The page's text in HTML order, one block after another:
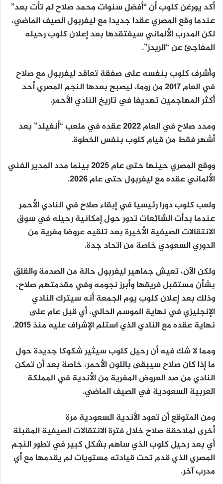
أكد يورغن كلوب أن “أفضل سنوات محمد صلاح لم تأت بعد”
عندما وقع المصري عقدا جديدا مع ليفربول الصيف الماضي،
لكن المدرب الألماني سيفتقدها بعد إعلان كلوب رحيله
المفاجئ عن “الريدز”.
وأشرف كلوب بنفسه على صفقة تعاقد ليفربول مع صلاح
في العام 2017 من روما، ليصبح بعدها النجم المصري أحد
أكثر المهاجمين تهديفا في تاريخ النادي الأحمر.
ومدد صلاح في العام 2022 عقده في ملعب “أنفيلد” بعد
أشهر فقط من قيام كلوب بنفس الخطوة.
ووقع المصري حينها حتى عام 2025 بينما مدد المدير الفني
الألماني عقده مع ليفربول حتى عام 2026.
ولعب كلوب دورا رئيسيا في إبقاء صلاح في النادي الأحمر
عندما بدأت الشائعات تدور حول إمكانية رحيله في سوق
الانتقالات الصيفية الأخيرة بعد تلقيه عروضا مغرية من
الدوري السعودي خاصة من اتحاد جدة.
ولكن الآن، تعيش جماهير ليفربول حالة من الصدمة والقلق
بشأن مستقبل فريقها وأبرز نجومه وفي مقدمتهم صلاح،
وذلك بعد إعلان كلوب يوم الجمعة أنه سيترك النادي
الإنجليزي في نهاية الموسم الحالي، أي قبل عام على
نهاية عقده مع النادي الذي استلم الإشراف عليه منذ 2015.
ومما لا شك فيه أن رحيل كلوب سيثير شكوكا جديدة حول
ما إذا كان صلاح سيبقى باللون الأحمر، خاصة بعد أن تمكن
النادي من صد العروض المغرية من الأندية في المملكة
العربية السعودية في الصيف الماضي.
ومن المتوقع أن تعود الأندية السعودية مرة
أخرى لملاحقة صلاح خلال فترة الانتقالات الصيفية المقبلة
أي بعد رحيل كلوب الذي ساهم بشكل كبير في تطور النجم
المصري الذي قدم تحت قيادته مستويات لم يقدمها مع أي
مدرب آخر.